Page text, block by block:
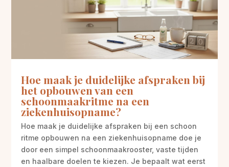
Hoe maak je duidelijke afspraken bij
het opbouwen van een
schoonmaakritme na een
ziekenhuisopname?
Hoe maak je duidelijke afspraken bij een schoon
ritme opbouwen na een ziekenhuisopname doe je
door een simpel schoonmaakrooster, vaste tijden
en haalbare doelen te kiezen. Je bepaalt wat eerst